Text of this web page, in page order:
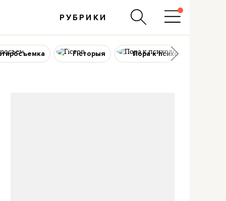
РУБРИКИ
Гісторыя Пора к психологу